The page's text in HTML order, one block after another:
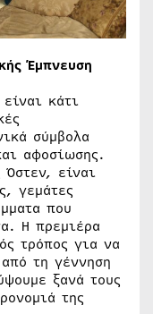
Έμπνευση
κάτι
σύμβολα
αφοσίωσης.
Όστεν, είναι
γεμάτες
που
Η πρεμιέρα
τρόπος για να
τη γέννηση
ξανά τους
της